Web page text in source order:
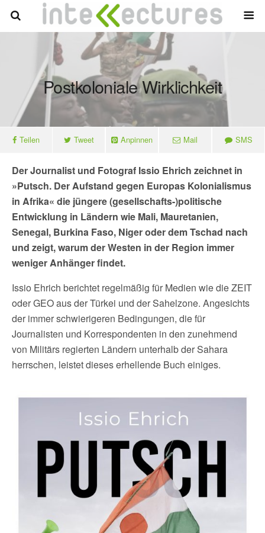
Postkoloniale Wirklichkeit
Teilen Tweet Anpinnen Mail SMS
Der Journalist und Fotograf Issio Ehrich zeichnet in
»Putsch. Der Aufstand gegen Europas Kolonialismus
in Afrika« die jüngere (gesellschafts-)politische
Entwicklung in Ländern wie Mali, Mauretanien,
Senegal, Burkina Faso, Niger oder dem Tschad nach
und zeigt, warum der Westen in der Region immer
weniger Anhänger findet.
Issio Ehrich berichtet regelmäßig für Medien wie die ZEIT
oder GEO aus der Türkei und der Sahelzone. Angesichts
der immer schwierigeren Bedingungen, die für
Journalisten und Korrespondenten in den zunehmend
von Militärs regierten Ländern unterhalb der Sahara
herrschen, leistet dieses erhellende Buch einiges.